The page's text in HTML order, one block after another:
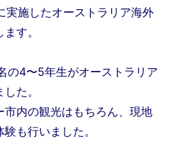
施したオーストラリア海外
す。
の4〜5年生がオーストラリア
た。
内の観光はもちろん、現地
も行いました。